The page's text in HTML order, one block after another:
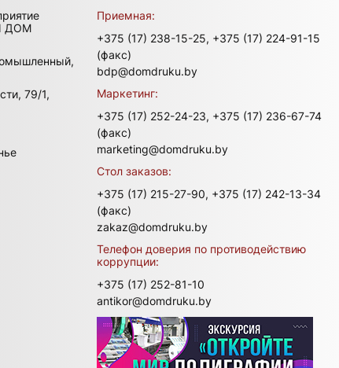
ДОМ
79/1,
Приемная:
+375 (17) 238-15-25, +375 (17) 224-91-15
(факс)
bdp@domdruku.by
Маркетинг:
+375 (17) 252-24-23, +375 (17) 236-67-74
(факс)
marketing@domdruku.by
Стол заказов:
+375 (17) 215-27-90, +375 (17) 242-13-34
(факс)
zakaz@domdruku.by
Телефон доверия по противодействию
коррупции:
+375 (17) 252-81-10
antikor@domdruku.by